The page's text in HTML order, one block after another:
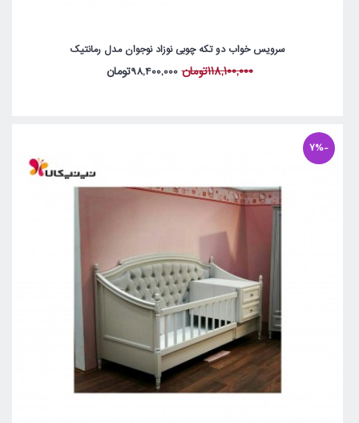
سرویس خواب دو تکه چوبی نوزاد نوجوان مدل رمانتیک
118,100,000تومان 98,400,000تومان
-7%